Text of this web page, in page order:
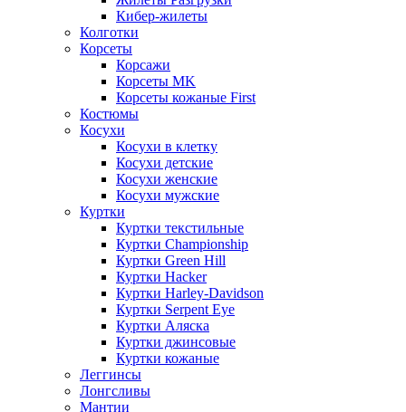
Кибер-жилеты
Колготки
Корсеты
Корсажи
Корсеты MK
Корсеты кожаные First
Костюмы
Косухи
Косухи в клетку
Косухи детские
Косухи женские
Косухи мужские
Куртки
Куртки текстильные
Куртки Championship
Куртки Green Hill
Куртки Hacker
Куртки Harley-Davidson
Куртки Serpent Eye
Куртки Аляска
Куртки джинсовые
Куртки кожаные
Леггинсы
Лонгсливы
Мантии